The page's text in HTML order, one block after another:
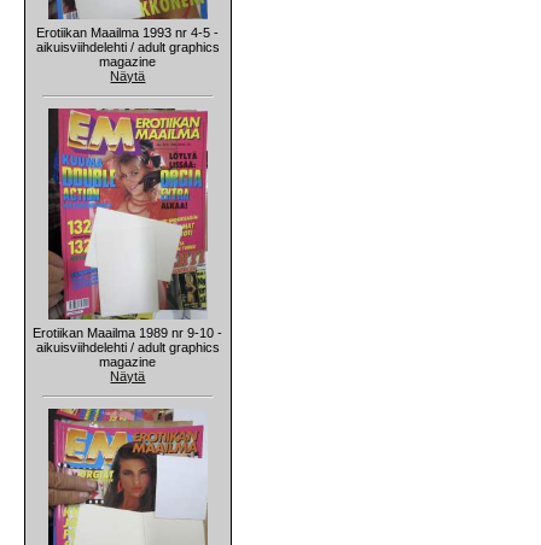
Erotiikan Maailma 1993 nr 4-5 -
aikuisviihdelehti / adult graphics
magazine
Näytä
Erotiikan Maailma 1989 nr 9-10 -
aikuisviihdelehti / adult graphics
magazine
Näytä